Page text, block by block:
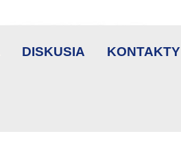
DISKUSIA KONTAKTY